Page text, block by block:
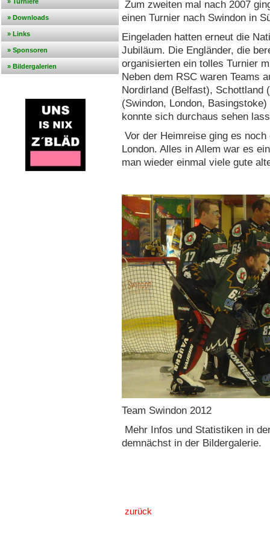
» Downloads
» Links
» Sponsoren
» Bildergalerien
Zum zweiten mal nach 2007
einen Turnier nach Swindon in
Eingeladen hatten erneut die
Jubiläum. Die Engländer, die
organisierten ein tolles Turnier
Neben dem RSC waren Teams
Nordirland (Belfast), Schottland
(Swindon, London,
konnte sich durchaus sehen
Vor der Heimreise ging es
London. Alles in Allem war es
man wieder einmal viele gute
Team Swindon 2012
Mehr Infos und Statistiken in
demnächst in der Bildergalerie.
zurück